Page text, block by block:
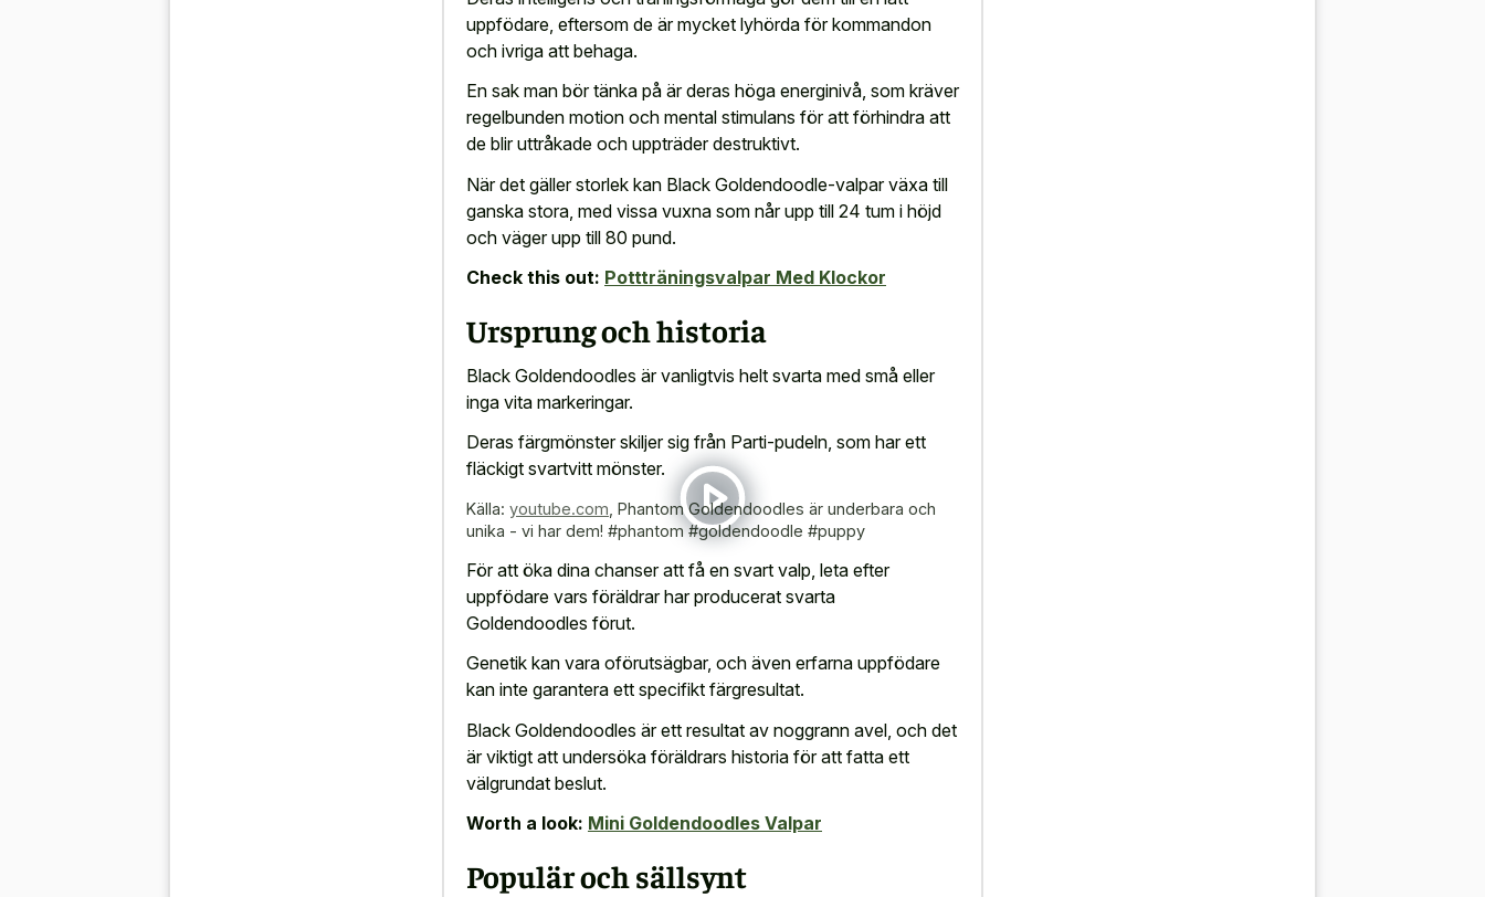
uppfödare, eftersom de är mycket lyhörda för kommandon
och ivriga att behaga.
En sak man bör tänka på är deras höga energinivå, som kräver
regelbunden motion och mental stimulans för att förhindra att
de blir uttråkade och uppträder destruktivt.
När det gäller storlek kan Black Goldendoodle-valpar växa till
ganska stora, med vissa vuxna som når upp till 24 tum i höjd
och väger upp till 80 pund.
Check this out: Pottträningsvalpar Med Klockor
Ursprung och historia
Black Goldendoodles är vanligtvis helt svarta med små eller
inga vita markeringar.
Deras färgmönster skiljer sig från Parti-pudeln, som har ett
fläckigt svartvitt mönster.
Källa: youtube.com Phantom Goldendoodles är underbara och
unika - vi har dem! #phantom #goldendoodle #puppy
För att öka dina chanser att få en svart valp, leta efter
uppfödare vars föräldrar har producerat svarta
Goldendoodles förut.
Genetik kan vara oförutsägbar, och även erfarna uppfödare
kan inte garantera ett specifikt färgresultat.
Black Goldendoodles är ett resultat av noggrann avel, och det
är viktigt att undersöka föräldrars historia för att fatta ett
välgrundat beslut.
Worth a look: Mini Goldendoodles Valpar
Populär och sällsynt